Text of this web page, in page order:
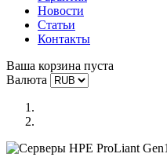
Новости
Статьи
Контакты
Ваша корзина пуста
Валюта